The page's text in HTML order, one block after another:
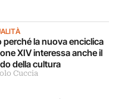
perché la nuova enciclica
XIV interessa anche il
della cultura
Cuccia